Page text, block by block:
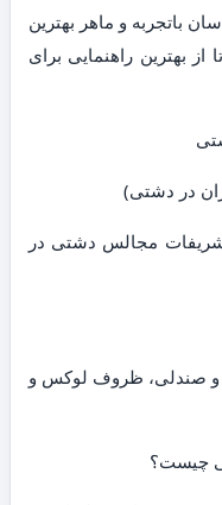
باتجربه و ماهر بهترین
بهترین راهنمایی برای
در دشتی)
مجالس دشتی در
و صندلی، ظروف لوکس و
چیست؟